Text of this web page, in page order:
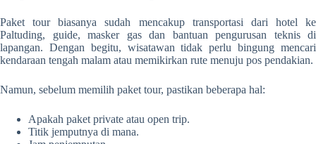
Paket tour biasanya sudah mencakup transportasi dari hotel ke
Paltuding, guide, masker gas dan bantuan pengurusan teknis di
lapangan. Dengan begitu, wisatawan tidak perlu bingung mencari
kendaraan tengah malam atau memikirkan rute menuju pos pendakian.
Namun, sebelum memilih paket tour, pastikan beberapa hal:
Apakah paket private atau open trip.
Titik jemputnya di mana.